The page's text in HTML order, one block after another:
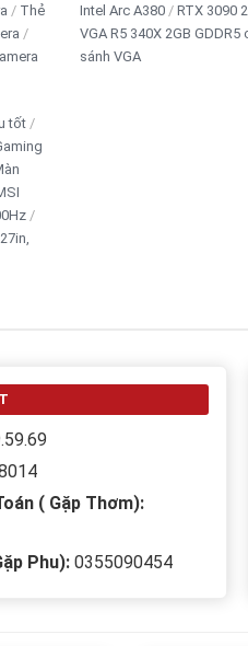
Thẻ
tốt
Intel Arc A380
RTX 3090
VGA R5 340X 2GB GDDR5
sánh VGA
( Gặp Thơm):
Phu): 0355090454